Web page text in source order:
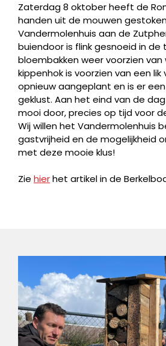
Zaterdag 8 oktober heeft de
handen uit de mouwen
Vandermolenhuis aan de
buiendoor is flink gesnoeid in de
bloembakken weer voorzien
kippenhok is voorzien van een
opnieuw aangeplant en is er
geklust. Aan het eind van de
mooi door, precies op tijd voor
Wij willen het Vandermolenhuis
gastvrijheid en de mogelijkheid
met deze mooie klus!
Zie hierhet artikel in de